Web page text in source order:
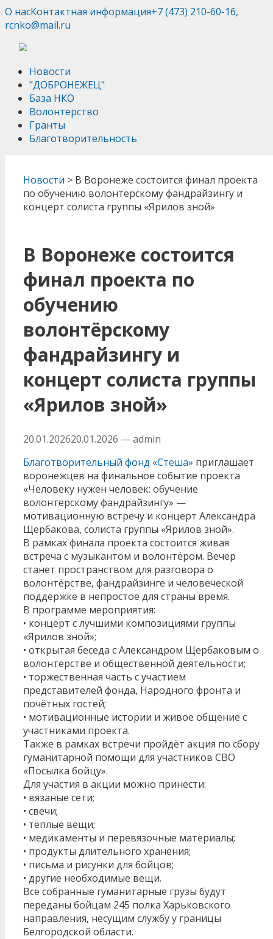
О насКонтактная информация+7 (473) 210-60-16,
rcnko@mail.ru
Новости
"ДОБРОНЕЖЕЦ"
База НКО
Волонтерство
Гранты
Благотворительность
Новости > В Воронеже состоится финал проекта
по обучению волонтёрскому фандрайзингу и
концерт солиста группы «Ярилов зной»
В Воронеже состоится
финал проекта по
обучению
волонтёрскому
фандрайзингу и
концерт солиста группы
«Ярилов зной»
20.01.202620.01.2026 —admin
Благотворительный фонд «Стеша» приглашает
воронежцев на финальное событие проекта
«Человеку нужен человек: обучение
волонтёрскому фандрайзингу» —
мотивационную встречу и концерт Александра
Щербакова, солиста группы «Ярилов зной».
В рамках финала проекта состоится живая
встреча с музыкантом и волонтёром. Вечер
станет пространством для разговора о
волонтёрстве, фандрайзинге и человеческой
поддержке в непростое для страны время.
В программе мероприятия:
• концерт с лучшими композициями группы
«Ярилов зной»;
• открытая беседа с Александром Щербаковым о
волонтёрстве и общественной деятельности;
• торжественная часть с участием
представителей фонда, Народного фронта и
почётных гостей;
• мотивационные истории и живое общение с
участниками проекта.
Также в рамках встречи пройдёт акция по сбору
гуманитарной помощи для участников СВО
«Посылка бойцу».
Для участия в акции можно принести:
• вязаные сети;
• свечи;
• тёплые вещи;
• медикаменты и перевязочные материалы;
• продукты длительного хранения;
• письма и рисунки для бойцов;
• другие необходимые вещи.
Все собранные гуманитарные грузы будут
переданы бойцам 245 полка Харьковского
направления, несущим службу у границы
Белгородской области.